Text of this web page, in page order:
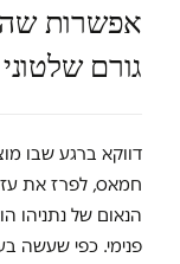
אפשרות
גורם
דווקא ברגע שבו
חמאס, לפרז את
הנאום של נתניהו
פנימי. כפי שעשה